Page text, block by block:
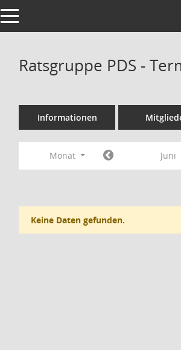
Toggle navigation
Ratsgruppe PDS -
Informationen
Monat Juni
Keine Daten gefunden.